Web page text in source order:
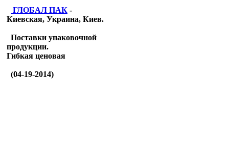
ГЛОБАЛ ПАК -
Киевская, Украина, Киев.
Поставки упаковочной
продукции.
Гибкая ценовая
(04-19-2014)